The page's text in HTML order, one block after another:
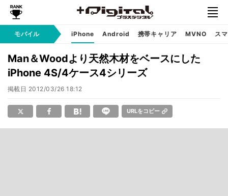
モバイル iPhone Android 携帯キャリア MVNO ス
Man＆Woodより天然木材をベースにした
iPhone 4S/4ケース4シリーズ
掲載日 2012/03/26 18:12
URLをコピー